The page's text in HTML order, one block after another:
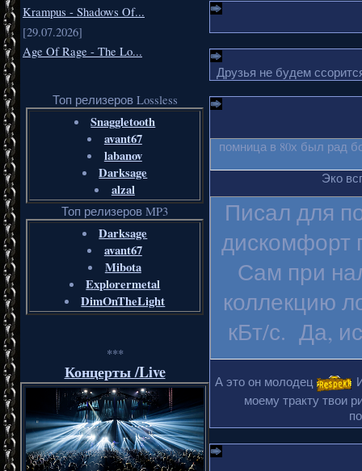
Krampus - Shadows Of...
[29.07.2026]
Age Of Rage - The Lo...
Топ релизеров Lossless
Snaggletooth
avant67
labanov
Darksage
alzal
Топ релизеров MP3
Darksage
avant67
Mibota
Explorermetal
DimOnTheLight
***
Концерты /Live
Друзья не будем
помница в 80х был рад
Эко
Писал для
дискомфорт
Сам при
коллекцию
кБт/с. Да,
А это он молодец
моему тракту твои